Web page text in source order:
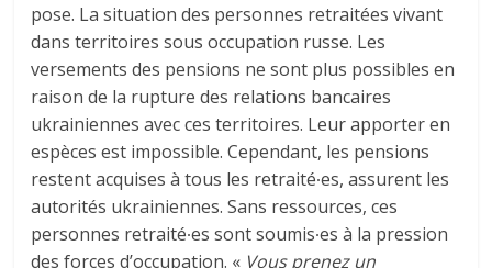
pose. La situation des personnes retraitées vivant
dans territoires sous occupation russe. Les
versements des pensions ne sont plus possibles en
raison de la rupture des relations bancaires
ukrainiennes avec ces territoires. Leur apporter en
espèces est impossible. Cependant, les pensions
restent acquises à tous les retraité∙es, assurent les
autorités ukrainiennes. Sans ressources, ces
personnes retraité∙es sont soumis∙es à la pression
des forces d’occupation. « Vous prenez un